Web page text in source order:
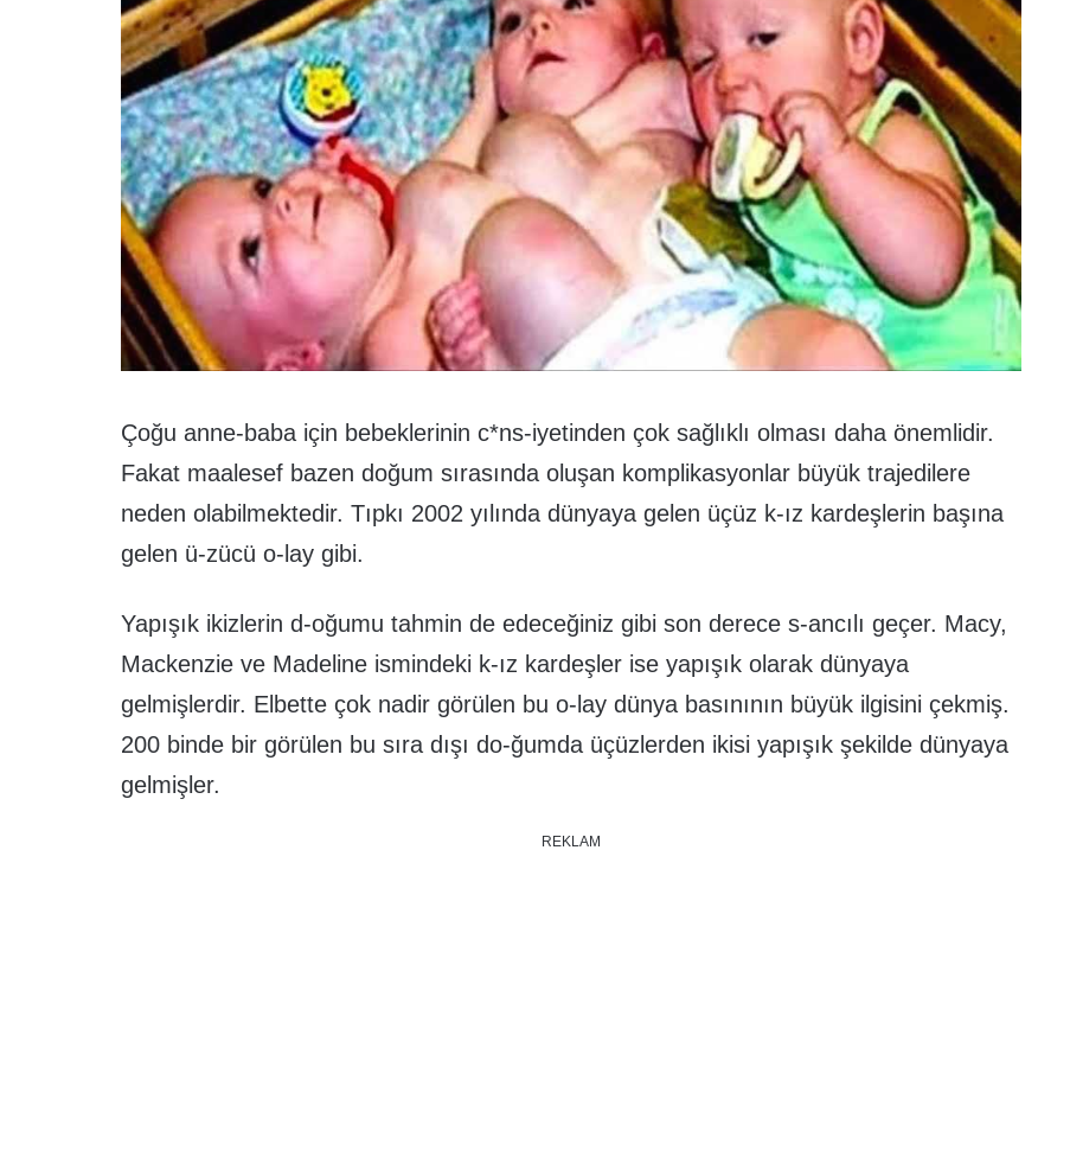
Çoğu anne-baba için bebeklerinin c*ns-iyetinden çok sağlıklı olması daha önemlidir.
Fakat maalesef bazen doğum sırasında oluşan komplikasyonlar büyük trajedilere
neden olabilmektedir. Tıpkı 2002 yılında dünyaya gelen üçüz k-ız kardeşlerin başına
gelen ü-zücü o-lay gibi.
Yapışık ikizlerin d-oğumu tahmin de edeceğiniz gibi son derece s-ancılı geçer. Macy,
Mackenzie ve Madeline ismindeki k-ız kardeşler ise yapışık olarak dünyaya
gelmişlerdir. Elbette çok nadir görülen bu o-lay dünya basınının büyük ilgisini çekmiş.
200 binde bir görülen bu sıra dışı do-ğumda üçüzlerden ikisi yapışık şekilde dünyaya
gelmişler.
REKLAM